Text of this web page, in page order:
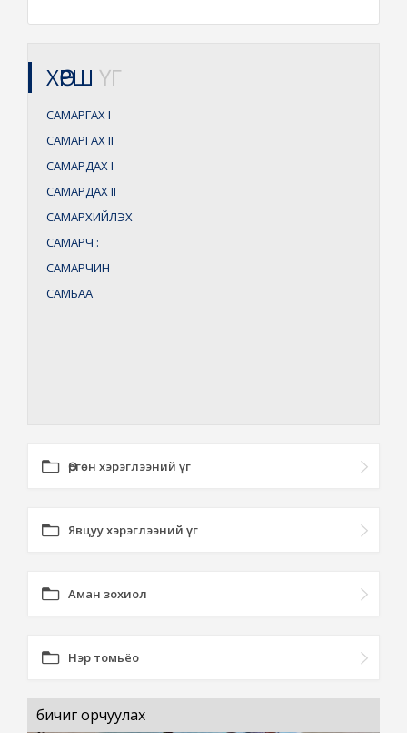
ХӨРШ ҮГ
САМАРГАХI
САМАРГАХII
САМАРДАХI
САМАРДАХII
САМАРХИЙЛЭХ
САМАРЧ :
САМАРЧИН
САМБАА
Өргөн хэрэглээний үг
Явцуу хэрэглээний үг
Аман зохиол
Нэр томьёо
бичиг орчуулах